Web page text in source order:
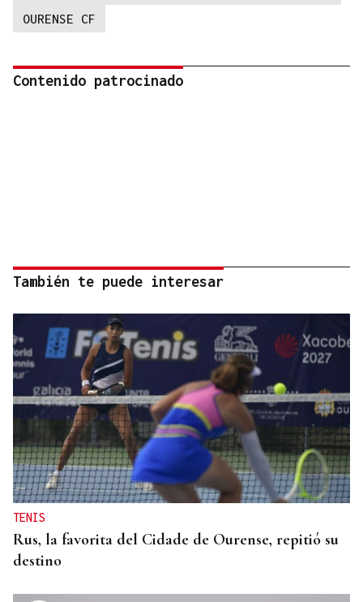
OURENSE CF
Contenido patrocinado
También te puede interesar
TENIS
Rus, la favorita del Cidade de Ourense, repitió su
destino